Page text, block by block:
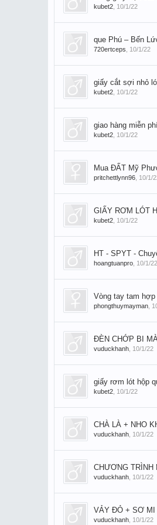
kubet2 10/1/22
que Phú – Bến
720ertceps 10/1/22
giấy cắt sợi nhỏ
kubet2 10/1/22
giao hàng miễn
kubet2 10/1/22
Mua ĐẤT Mỹ
pritchettlynn96 10/1/
GIẤY RƠM LÓT
kubet2 10/1/22
HT - SPYT -
hoangtuanpro 10/1/22
Vòng tay tam
phongthuymayman
ĐÈN CHỚP BI
vuduckhanh 10/1/22
giấy rơm lót hộp
kubet2 10/1/22
CHÀ LÀ + NHO
vuduckhanh 10/1/22
CHƯƠNG TRÌNH
vuduckhanh 10/1/22
VẢY ĐỎ + SƠ MI
vuduckhanh 10/1/22